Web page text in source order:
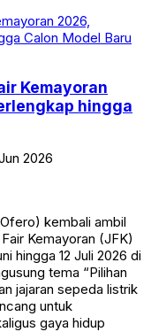
Kemayoran
hingga
2026
kembali ambil
Kemayoran (JFK)
hingga 12 Juli 2026 di
tema “Pilihan
jajaran sepeda listrik
untuk
gaya hidup